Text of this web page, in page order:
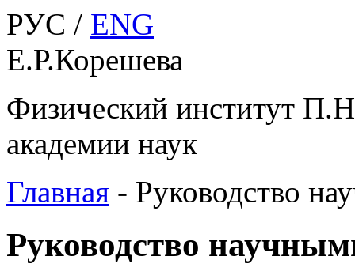
РУС / ENG
Е.Р.Корешева
Физический институт
академии наук
Главная - Руководство
Руководство